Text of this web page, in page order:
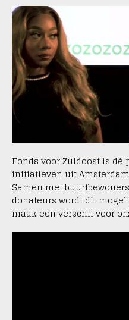
Fonds voor Zuidoost is dé
initiatieven uit
Samen met
donateurs wordt dit
maak een verschil voor